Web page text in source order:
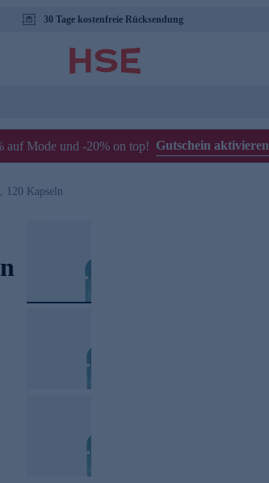
30 Tage kostenfreie Rücksendung
auf Mode und -20% on top! Gutschein aktivieren
120 Kapseln